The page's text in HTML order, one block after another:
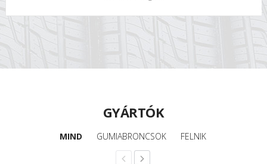
GYÁRTÓK
MIND GUMIABRONCSOK FELNIK